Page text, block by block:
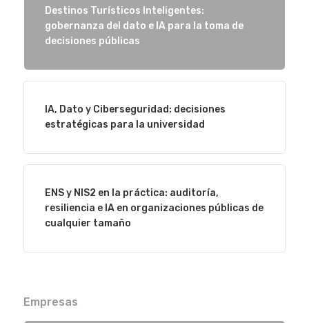
Destinos Turísticos Inteligentes:
gobernanza del dato e IA para la toma de
decisiones públicas
IA, Dato y Ciberseguridad: decisiones
estratégicas para la universidad
ENS y NIS2 en la práctica: auditoría,
resiliencia e IA en organizaciones públicas de
cualquier tamaño
Empresas
Eventos
Empresas
Noticias